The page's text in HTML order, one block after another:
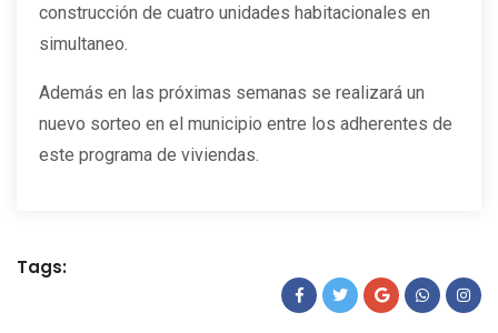
construcción de cuatro unidades habitacionales en
simultaneo.
Además en las próximas semanas se realizará un
nuevo sorteo en el municipio entre los adherentes de
este programa de viviendas.
Tags: